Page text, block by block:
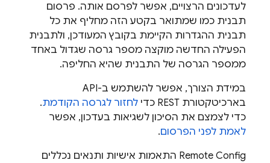
לעדכונים הרצויים, אפשר לפרסם אותה. פרסום
תבנית כמו שמתואר בקטע הזה מחליף את כל
תבנית ההגדרות הקיימת בקובץ המעודכן, ולתבנית
הפעילה החדשה מוקצה מספר גרסה שגדול באחד
ממספר הגרסה של התבנית שהיא החליפה.
במידת הצורך, אפשר להשתמש ב-API
בארכיטקטורת REST כדי
לחזור לגרסה הקודמת.
כדי לצמצם את הסיכון לשגיאות בעדכון, אפשר
לאמת לפני הפרסום.
Remote Config התאמות אישיות ותנאים נכללים